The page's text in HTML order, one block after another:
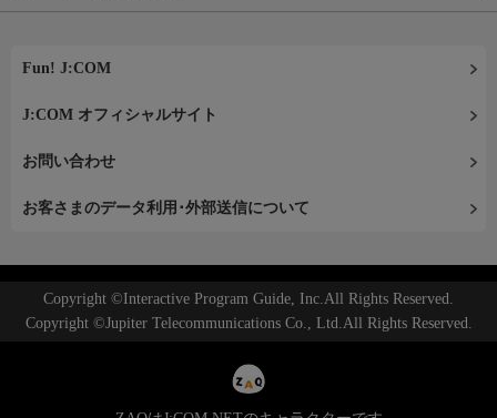
Fun! J:COM
J:COM オフィシャルサイト
お問い合わせ
お客さまのデータ利用･外部送信について
Copyright ©Interactive Program Guide, Inc.All Rights Reserved.
Copyright ©Jupiter Telecommunications Co., Ltd.All Rights Reserved.